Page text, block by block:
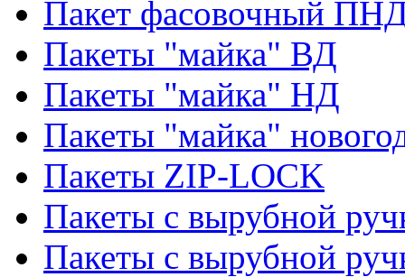
Пакет фасовочный
Пакеты "майка" ВД
Пакеты "майка" НД
Пакеты "майка"
Пакеты ZIP-LOCK
Пакеты с вырубной
Пакеты с вырубной